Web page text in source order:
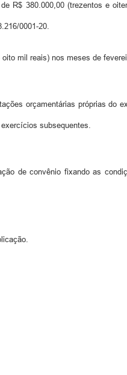
R$ 380.000,00 (trezentos e
0001-20.
mil reais) nos meses de
orçamentárias próprias do
subsequentes.
de convênio fixando as